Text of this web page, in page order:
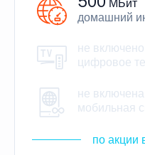
МБит
домашний
не
цифровое
не
мобильная
по акции